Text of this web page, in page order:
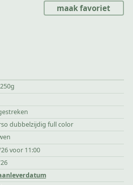
dubbelzijdig full color
voor 11:00
maak favoriet